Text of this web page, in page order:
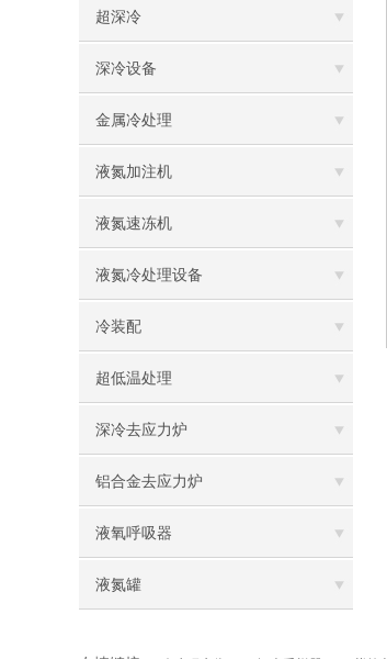
超深冷
深冷设备
金属冷处理
液氮加注机
液氮速冻机
液氮冷处理设备
冷装配
超低温处理
深冷去应力炉
铝合金去应力炉
液氧呼吸器
液氮罐